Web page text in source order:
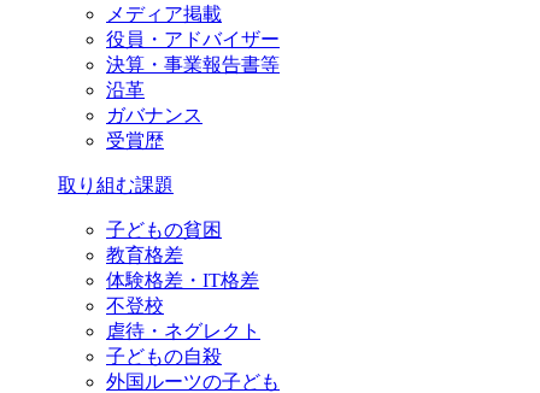
メディア掲載
役員・アドバイザー
決算・事業報告書等
沿革
ガバナンス
受賞歴
取り組む課題
子どもの貧困
教育格差
体験格差・IT格差
不登校
虐待・ネグレクト
子どもの自殺
外国ルーツの子ども